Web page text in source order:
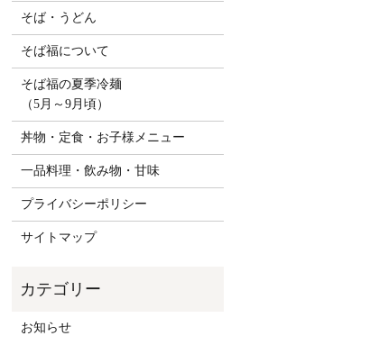
そば・うどん
そば福について
そば福の夏季冷麺
（5月～9月頃）
丼物・定食・お子様メニュー
一品料理・飲み物・甘味
プライバシーポリシー
サイトマップ
お知らせ